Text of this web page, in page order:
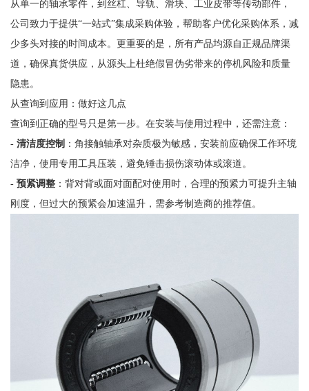
从单一的轴承零件，到丝杠、导轨、滑块、工业皮带等传动部件，
公司致力于提供“一站式”集成采购体验，帮助客户优化采购体系，减
少多头对接的时间成本。更重要的是，所有产品均源自正规品牌渠
道，确保真货供应，从源头上杜绝假冒伪劣带来的停机风险和质量
隐患。
从查询到应用：做好这几点
查询到正确的型号只是第一步。在安装与使用过程中，还需注意：
- 清洁度控制 ：角接触轴承对杂质极为敏感，安装前应确保工作环境
洁净，使用专用工具压装，避免锤击损伤滚动体或滚道。
- 预紧调整：背对背或面对面配对使用时，合理的预紧力可提升主轴
刚度，但过大的预紧会加速温升，需参考制造商的推荐值。